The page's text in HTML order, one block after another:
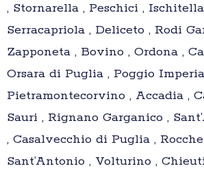
, Stornarella , Peschici ,
Serracapriola , Deliceto , Rodi
Zapponeta , Bovino , Ordona ,
Orsara di Puglia , Poggio
Pietramontecorvino , Accadia ,
Sauri , Rignano Garganico ,
, Casalvecchio di Puglia ,
Sant’Antonio , Volturino ,